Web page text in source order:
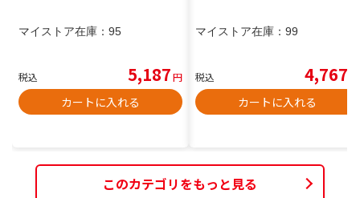
マイストア在庫： 95
税込 5,187円
カートに入れる
マイストア在庫： 99
税込 4,767
カートに入れる
このカテゴリをもっと見る